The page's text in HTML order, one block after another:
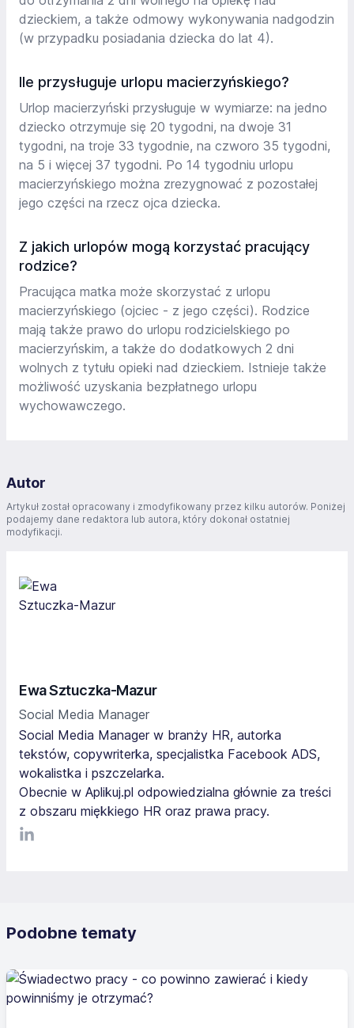
dzieckiem, a także odmowy wykonywania nadgodzin
(w przypadku posiadania dziecka do lat 4).
Ile przysługuje urlopu macierzyńskiego?
Urlop macierzyński przysługuje w wymiarze: na jedno
dziecko otrzymuje się 20 tygodni, na dwoje 31
tygodni, na troje 33 tygodnie, na czworo 35 tygodni,
na 5 i więcej 37 tygodni. Po 14 tygodniu urlopu
macierzyńskiego można zrezygnować z pozostałej
jego części na rzecz ojca dziecka.
Z jakich urlopów mogą korzystać pracujący
rodzice?
Pracująca matka może skorzystać z urlopu
macierzyńskiego (ojciec - z jego części). Rodzice
mają także prawo do urlopu rodzicielskiego po
macierzyńskim, a także do dodatkowych 2 dni
wolnych z tytułu opieki nad dzieckiem. Istnieje także
możliwość uzyskania bezpłatnego urlopu
wychowawczego.
Autor
Artykuł został opracowany i zmodyfikowany przez kilku autorów. Poniżej
podajemy dane redaktora lub autora, który dokonał ostatniej
modyfikacji.
Ewa Sztuczka-Mazur
Social Media Manager
Social Media Manager w branży HR, autorka
tekstów, copywriterka, specjalistka Facebook ADS,
wokalistka i pszczelarka.
Obecnie w Aplikuj.pl odpowiedzialna głównie za treści
z obszaru miękkiego HR oraz prawa pracy.
LinkediIn
Podobne tematy